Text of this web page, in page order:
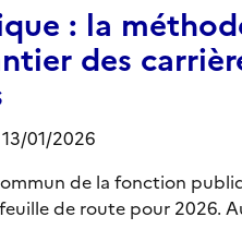
: la
des
01/2026
de la fonction
de route pour 2026.